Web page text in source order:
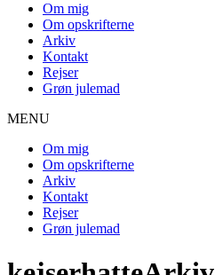
Om mig
Om opskrifterne
Arkiv
Kontakt
Rejser
Grøn julemad
MENU
Om mig
Om opskrifterne
Arkiv
Kontakt
Rejser
Grøn julemad